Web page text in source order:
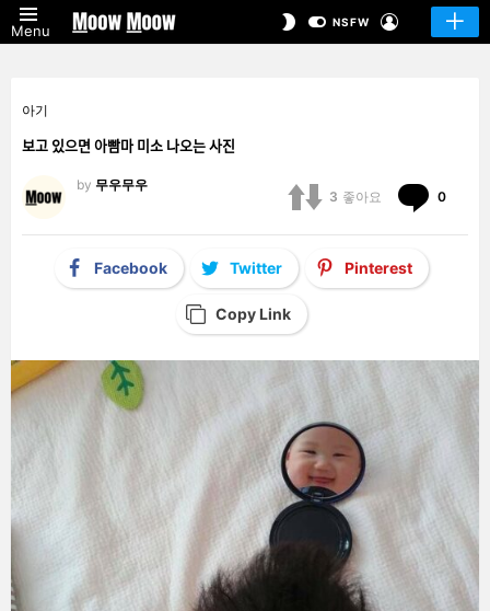
Menu
SWITCHNSFW
아기
보고 있으면 아빰마 미소 나오는 사진
by 무우무우
3 좋아요 0
Facebook Twitter Pinterest
Copy Link